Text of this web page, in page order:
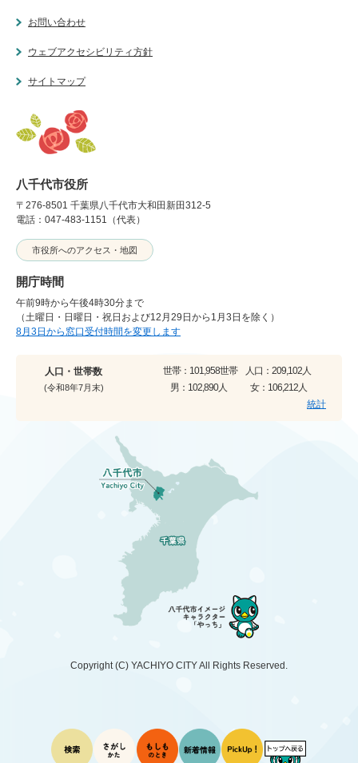
お問い合わせ
ウェブアクセシビリティ方針
サイトマップ
八千代市役所
〒276-8501 千葉県八千代市大和田新田312-5
電話：047-483-1151（代表）
市役所へのアクセス・地図
開庁時間
午前9時から午後4時30分まで
（土曜日・日曜日・祝日および12月29日から1月3日を除く）
8月3日から窓口受付時間を変更します
人口・世帯数
(令和8年7月末)
世帯： 101,958世帯 人口： 209,102人
男： 102,890人 女： 106,212人
統計
Copyright (C) YACHIYO CITYAll Rights Reserved.